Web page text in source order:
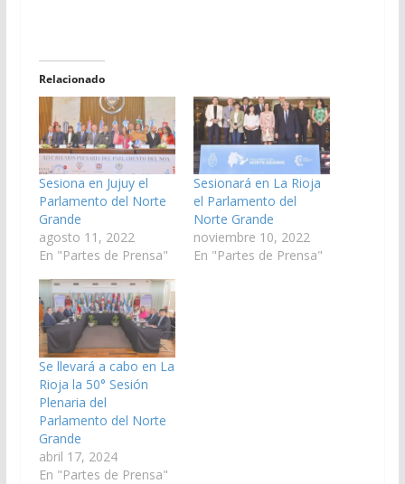
Relacionado
Sesiona en Jujuy el
Parlamento del Norte
Grande
agosto 11, 2022
En "Partes de Prensa"
Sesionará en La Rioja
el Parlamento del
Norte Grande
noviembre 10, 2022
En "Partes de Prensa"
Se llevará a cabo en La
Rioja la 50° Sesión
Plenaria del
Parlamento del Norte
Grande
abril 17, 2024
En "Partes de Prensa"